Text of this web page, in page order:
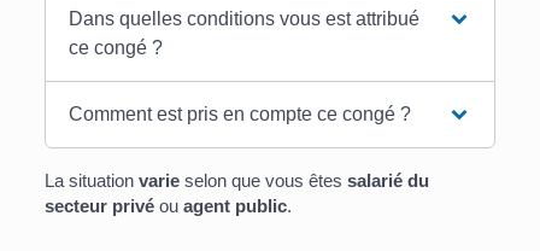
Dans quelles conditions vous est attribué
ce congé ?
Comment est pris en compte ce congé ?
La situation varieselon que vous êtes salarié du
secteur privéou agent public.